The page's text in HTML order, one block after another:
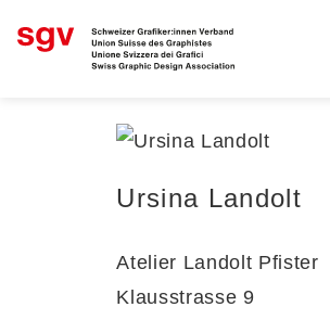
Ursina Landolt
Atelier Landolt Pfister
Klausstrasse 9